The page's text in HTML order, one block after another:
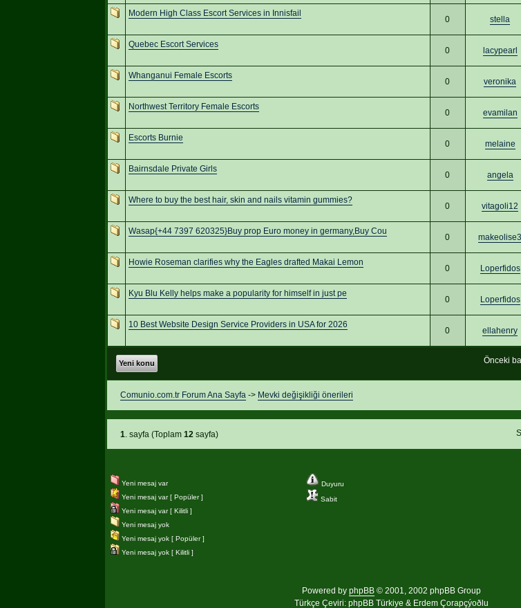
Modern High Class Escort Services in Innisfail
0 stella
Quebec Escort Services
0 lacypearl
Whanganui Female Escorts
0 veronika
Northwest Territory Female Escorts
0 evamilan
Escorts Burnie
0 melaine
Bairnsdale Private Girls
0 angela
Where to buy the best hair, skin and nails vitamin gummies?
0 vitagoli12
Wasap{+44 7397 620325}Buy prop Euro money in germany,Buy Cou
0 makeolise3
Howie Roseman clarifies why the Eagles drafted Makai Lemon
0 Loperfidos
Kyu Blu Kelly helps make a popularity for himself in just pe
0 Loperfidos
10 Best Website Design Service Providers in USA for 2026
0 ellahenry
Önceki
Yeni konu
Comunio.com.tr Forum Ana Sayfa-> Mevki değişikliği önerileri
1 . sayfa (Toplam 12 sayfa)
Duyuru
Sabit
Yeni mesaj var
Yeni mesaj var [ Popüler ]
Yeni mesaj var [ Kilitli ]
Yeni mesaj yok
Yeni mesaj yok [ Popüler ]
Yeni mesaj yok [ Kilitli ]
Powered by phpBB © 2001, 2002 phpBB Group
Türkçe Çeviri: phpBB Türkiye & Erdem Çorapçýoðlu